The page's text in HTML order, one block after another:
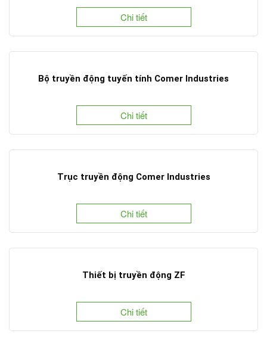
Chi tiết
Bộ truyền động tuyến tính Comer Industries
Chi tiết
Trục truyền động Comer Industries
Chi tiết
Thiết bị truyền động ZF
Chi tiết